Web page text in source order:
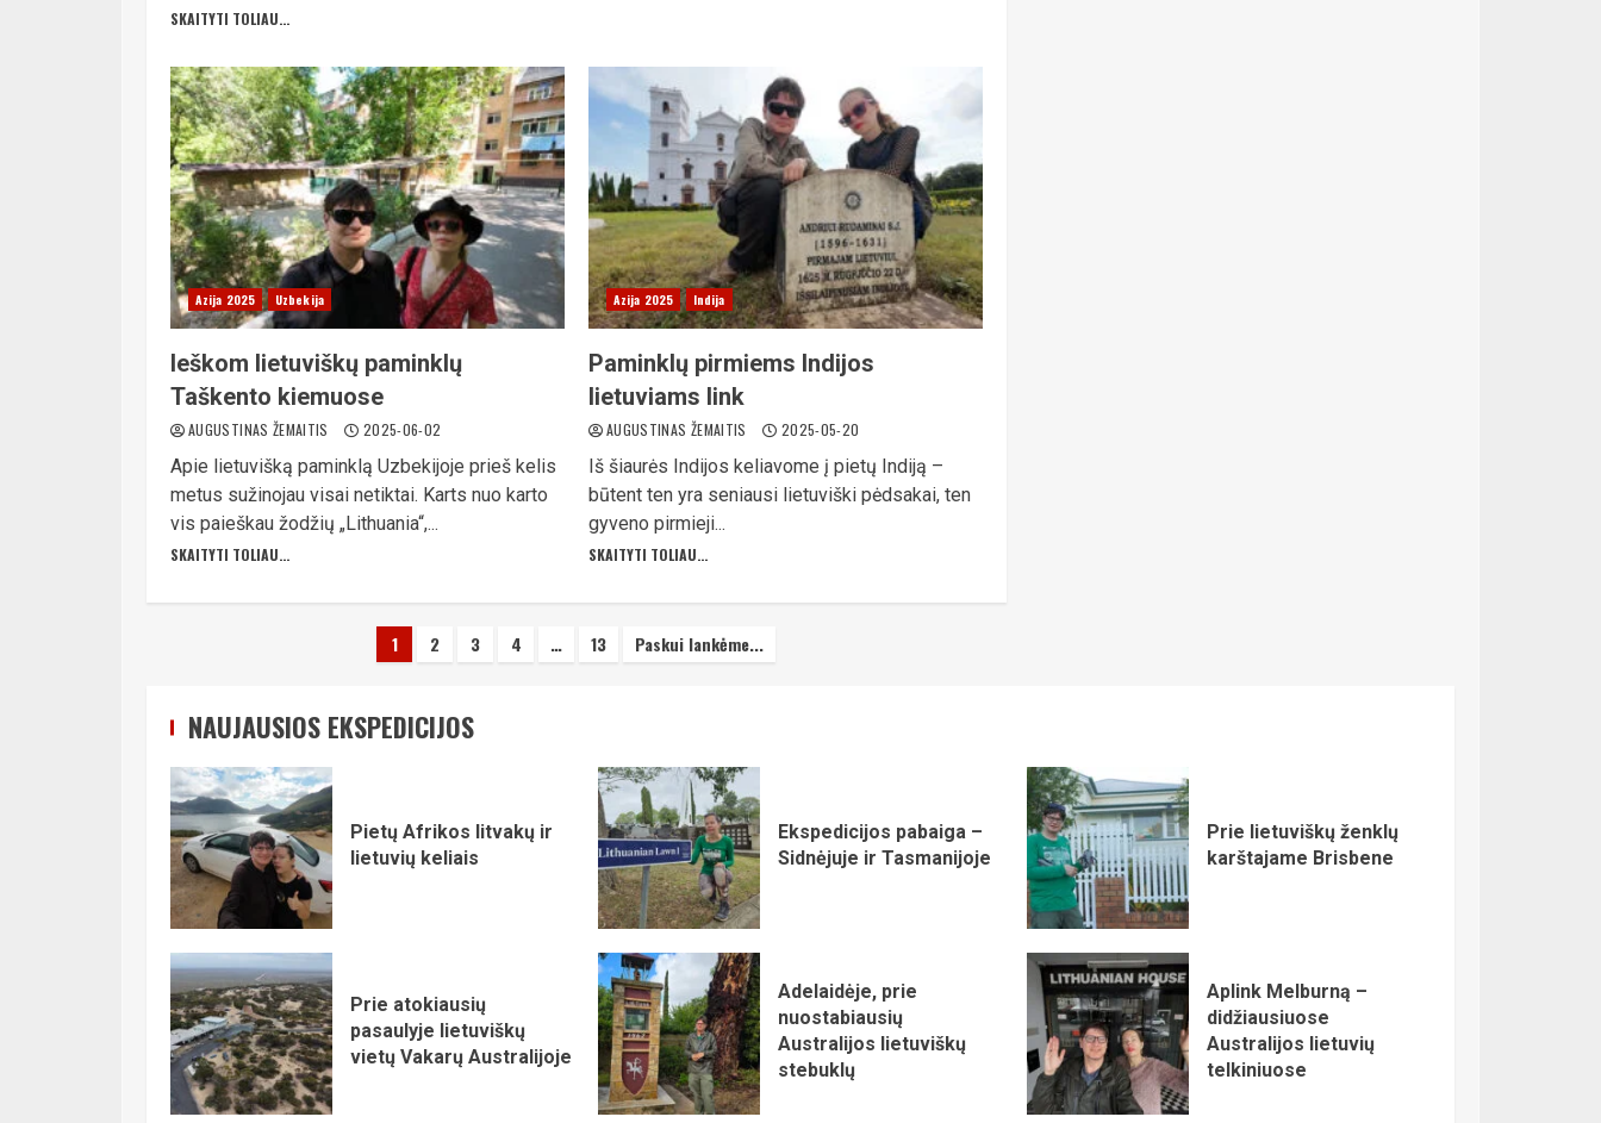
SKAITYTI TOLIAU...
Azija 2025 Uzbekija
Ieškom lietuviškų paminklų
Taškento kiemuose
AUGUSTINAS ŽEMAITIS 2025-06-02
Apie lietuvišką paminklą Uzbekijoje prieš kelis
metus sužinojau visai netiktai. Karts nuo karto
vis paieškau žodžių „Lithuania“,...
SKAITYTI TOLIAU...
Azija 2025 Indija
Paminklų pirmiems Indijos
lietuviams link
AUGUSTINAS ŽEMAITIS 2025-05-20
Iš šiaurės Indijos keliavome į pietų Indiją –
būtent ten yra seniausi lietuviški pėdsakai, ten
gyveno pirmieji...
SKAITYTI TOLIAU...
Įrašų
1 2 3 4 … 13 Paskui lankėme...
NAUJAUSIOS EKSPEDICIJOS
Pietų Afrikos litvakų ir
lietuvių keliais
Ekspedicijos pabaiga –
Sidnėjuje ir Tasmanijoje
Prie lietuviškų ženklų
karštajame Brisbene
Prie atokiausių
pasaulyje lietuviškų
vietų Vakarų Australijoje
Adelaidėje, prie
nuostabiausių
Australijos lietuviškų
stebuklų
Aplink Melburną –
didžiausiuose
Australijos lietuvių
telkiniuose